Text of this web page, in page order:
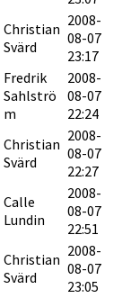
Christian
Svärd
2008-
08-07
23:17
Fredrik
Sahlströ
m
2008-
08-07
22:24
Christian
Svärd
2008-
08-07
22:27
Calle
Lundin
2008-
08-07
22:51
Christian
Svärd
2008-
08-07
23:05